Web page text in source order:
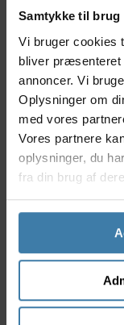
Samtykke til brug
Vi bruger cookies
bliver præsenteret
annoncer. Vi
Oplysninger om
med vores
Vores partnere
oplysninger, du
fra din brug af
til 11 og 12
Specifikationer:
Shimano
Modelår
Passer til
Beregnet
Aluminiums
forseglede
Kassettehus
28 eger
Navet
Lejer:
Farve: Sort
Til udregning